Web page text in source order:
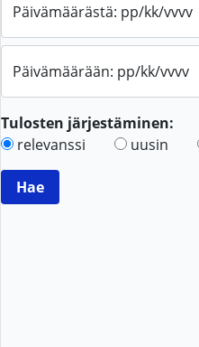
Päivämäärästä: pp/kk/vvvv
Päivämäärään: pp/kk/vvvv
Tulosten järjestäminen:
relevanssi
uusin